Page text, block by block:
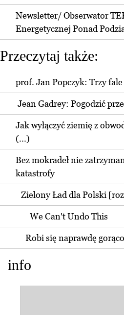
Newsletter/ Obserwator
Energetycznej Ponad
Przeczytaj także:
prof. Jan Popczyk: Trzy
Jean Gadrey: Pogodzić
Jak wyłączyć ziemię z
(...)
Bez mokradeł nie
katastrofy
Zielony Ład dla Polski
We Can't Undo This
Robi się naprawdę gorąco
info